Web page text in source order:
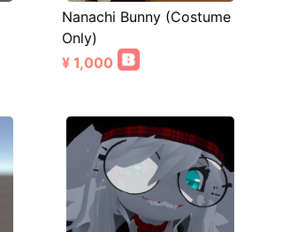
Nanachi Bunny (Costume
Only)
¥ 1,000